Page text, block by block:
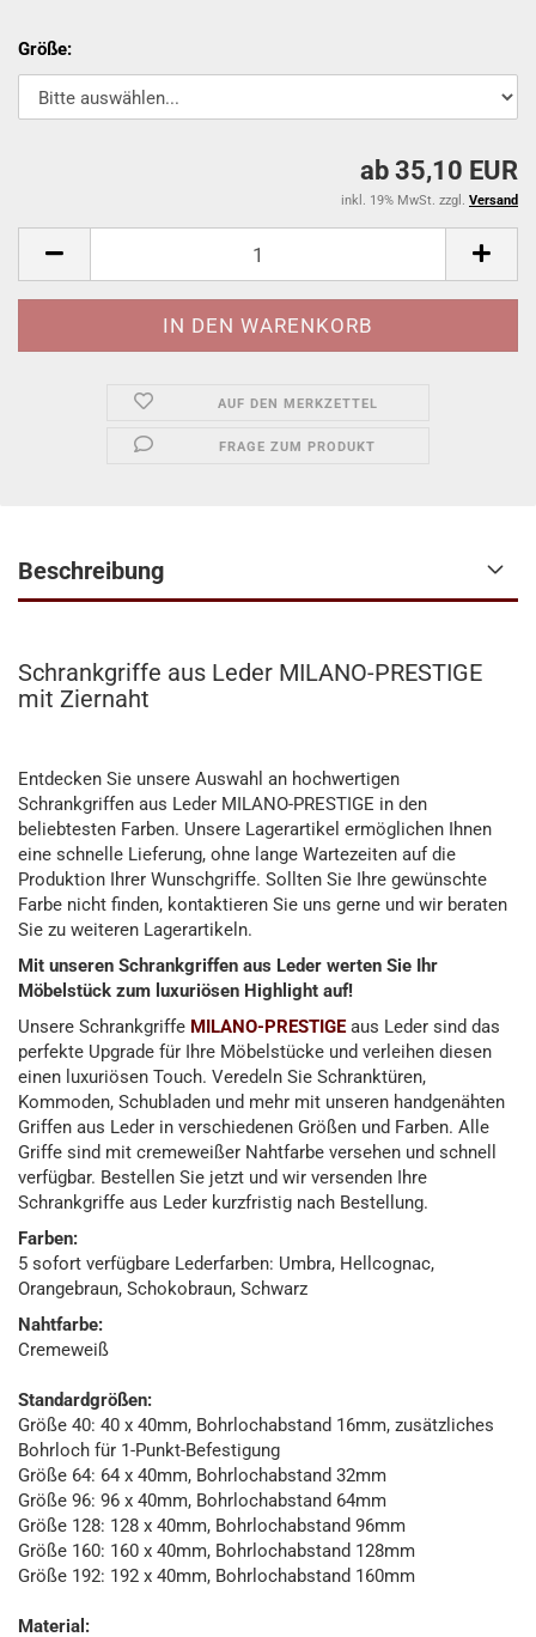
Größe:
ab 35,10 EUR
inkl. 19% MwSt. zzgl. Versand
AUF DEN MERKZETTEL
FRAGE ZUM PRODUKT
Beschreibung
Schrankgriffe aus Leder MILANO-PRESTIGE
mit Ziernaht
Entdecken Sie unsere Auswahl an hochwertigen
Schrankgriffen aus Leder MILANO-PRESTIGE in den
beliebtesten Farben. Unsere Lagerartikel ermöglichen Ihnen
eine schnelle Lieferung, ohne lange Wartezeiten auf die
Produktion Ihrer Wunschgriffe. Sollten Sie Ihre gewünschte
Farbe nicht finden, kontaktieren Sie uns gerne und wir beraten
Sie zu weiteren Lagerartikeln.
Mit unseren Schrankgriffen aus Leder werten Sie Ihr
Möbelstück zum luxuriösen Highlight auf!
Unsere Schrankgriffe MILANO-PRESTIGEaus Leder sind das
perfekte Upgrade für Ihre Möbelstücke und verleihen diesen
einen luxuriösen Touch. Veredeln Sie Schranktüren,
Kommoden, Schubladen und mehr mit unseren handgenähten
Griffen aus Leder in verschiedenen Größen und Farben. Alle
Griffe sind mit cremeweißer Nahtfarbe versehen und schnell
verfügbar. Bestellen Sie jetzt und wir versenden Ihre
Schrankgriffe aus Leder kurzfristig nach Bestellung.
Farben:
5 sofort verfügbare Lederfarben: Umbra, Hellcognac,
Orangebraun, Schokobraun, Schwarz
Nahtfarbe:
Cremeweiß
Standardgrößen:
Größe 40: 40 x 40mm, Bohrlochabstand 16mm, zusätzliches
Bohrloch für 1-Punkt-Befestigung
Größe 64: 64 x 40mm, Bohrlochabstand 32mm
Größe 96: 96 x 40mm, Bohrlochabstand 64mm
Größe 128: 128 x 40mm, Bohrlochabstand 96mm
Größe 160: 160 x 40mm, Bohrlochabstand 128mm
Größe 192: 192 x 40mm, Bohrlochabstand 160mm
Material: